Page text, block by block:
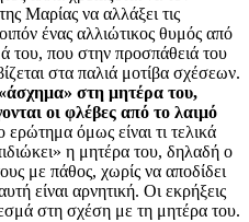
Μαρίας να αλλάξει τις
ένας αλλιώτικος θυμός από
του, που στην προσπάθειά του
στα παλιά μοτίβα σχέσεων.
στη μητέρα του,
οι φλέβες από το λαιμό
ερώτημα όμως είναι τι τελικά
η μητέρα του, δηλαδή ο
με πάθος, χωρίς να αποδίδει
είναι αρνητική. Οι εκρήξεις
στη σχέση με τη μητέρα του.